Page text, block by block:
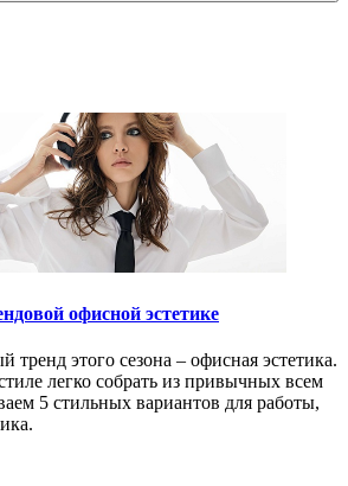
офисной эстетике
тренд этого сезона – офисная эстетика.
легко собрать из привычных всем
5 стильных вариантов для работы,